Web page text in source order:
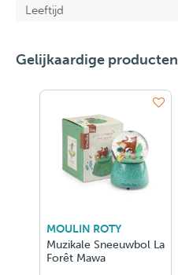
Leeftijd
Gelijkaardige producten
MOULIN ROTY
Muzikale Sneeuwbol La
Forêt Mawa